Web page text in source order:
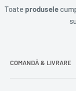
Toate produsele
COMANDĂ & LIVRARE